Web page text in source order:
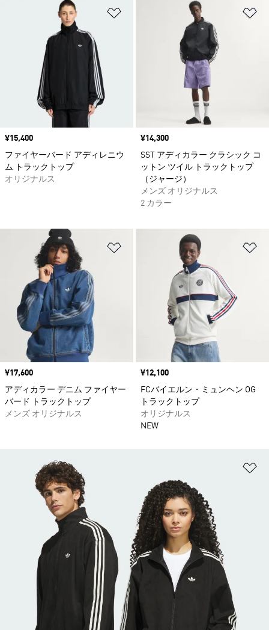
ほしいものリストに追加
価格
¥15,400
ファイヤーバード アディレニウ
ム トラックトップ
オリジナルス
価格
¥14,300
SST アディカラー クラシック コ
ットン ツイル トラックトップ
（ジャージ）
メンズ オリジナルス
2 カラー
ほしいものリストに追加
価格
¥17,600
アディカラー デニム ファイヤー
バード トラックトップ
メンズ オリジナルス
価格
¥12,100
FCバイエルン・ミュンヘン OG
トラックトップ
オリジナルス
NEW